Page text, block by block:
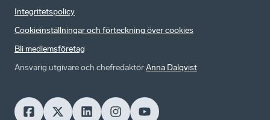
Integritetspolicy
Cookieinställningar och förteckning över cookies
Bli medlemsföretag
Ansvarig utgivare och chefredaktörAnna Dalqvist